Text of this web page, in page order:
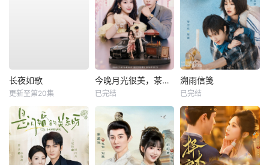
长夜如歌
更新至第20集
今晚月光很美，茶香四溢
已完结
溯雨信笺
已完结